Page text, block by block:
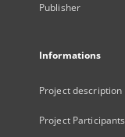
Publisher
Informations
Project description
Project Participants